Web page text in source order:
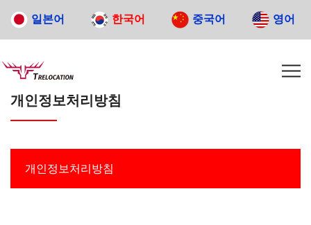
일본어 한국어 중국어 영어
Home 개인정보처리방침
개인정보처리방침
개인정보처리방침